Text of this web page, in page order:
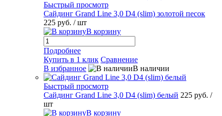
Быстрый просмотр
Сайдинг Grand Line 3,0 D4 (slim) золотой песок
225 руб. / шт
В корзину
Подробнее
Купить в 1 клик Сравнение
В избранное
В наличии
Быстрый просмотр
Сайдинг Grand Line 3,0 D4 (slim) белый 225 руб. /
шт
В корзину